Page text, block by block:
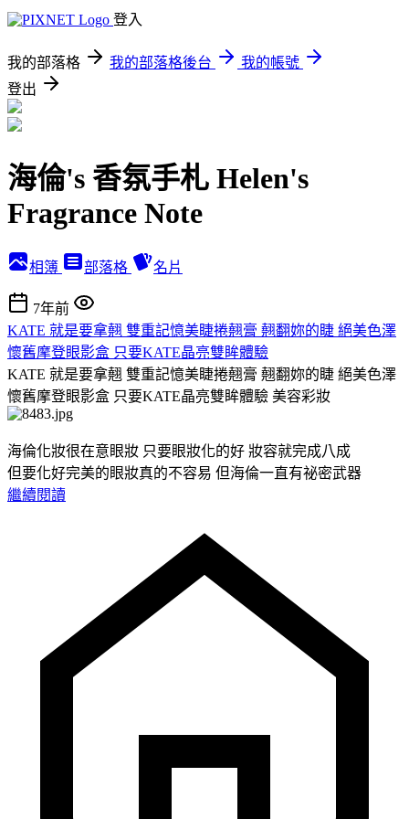
登入
我的部落格 我的部落格後台
我的帳號
登出
海倫's 香氛手札 Helen's
Fragrance Note
相簿 部落格 名片
7年前
KATE 就是要拿翹 雙重記憶美睫捲翹膏 翹翻妳的睫 絕美色澤
懷舊摩登眼影盒 只要KATE晶亮雙眸體驗
KATE 就是要拿翹 雙重記憶美睫捲翹膏 翹翻妳的睫 絕美色澤
懷舊摩登眼影盒 只要KATE晶亮雙眸體驗 美容彩妝
海倫化妝很在意眼妝 只要眼妝化的好 妝容就完成八成
但要化好完美的眼妝真的不容易 但海倫一直有祕密武器
繼續閱讀